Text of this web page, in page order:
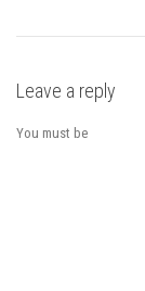
Leave a reply
You must be